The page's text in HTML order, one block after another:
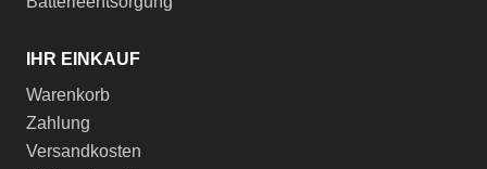
IHR EINKAUF
Warenkorb
Zahlung
Versandkosten